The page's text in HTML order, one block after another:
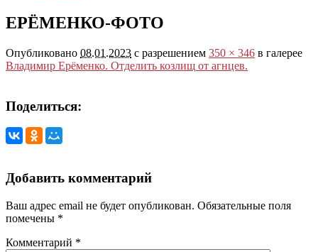
ЕРЁМЕНКО-ФОТО
Опубликовано 08.01.2023 с разрешением 350 × 346 в галерее
Владимир Ерёменко. Отделить козлищ от агнцев.
Поделиться:
Добавить комментарий
Ваш адрес email не будет опубликован. Обязательные поля
помечены *
Комментарий *